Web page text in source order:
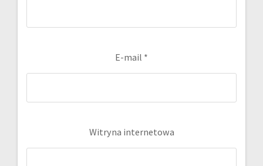
E-mail *
Witryna internetowa